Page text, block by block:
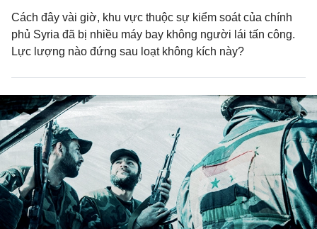
Cách đây vài giờ, khu vực thuộc sự kiểm soát của chính
phủ Syria đã bị nhiều máy bay không người lái tấn công.
Lực lượng nào đứng sau loạt không kích này?